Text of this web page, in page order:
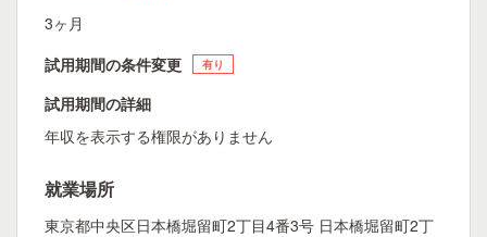
3ヶ月
試用期間の条件変更
有り
試用期間の詳細
年収を表示する権限がありません
就業場所
東京都中央区日本橋堀留町2丁目4番3号 日本橋堀留町2丁